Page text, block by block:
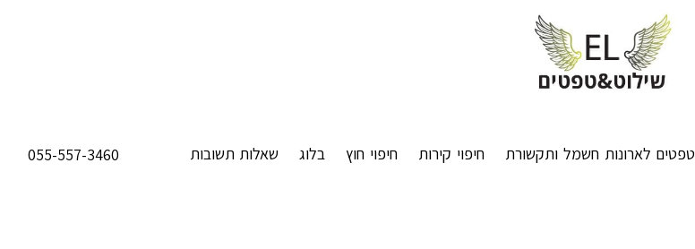
טפטים לארונות חשמל ותקשורת חיפוי קירות חיפוי חוץ בלוג שאלות תשובות 055-557-3460